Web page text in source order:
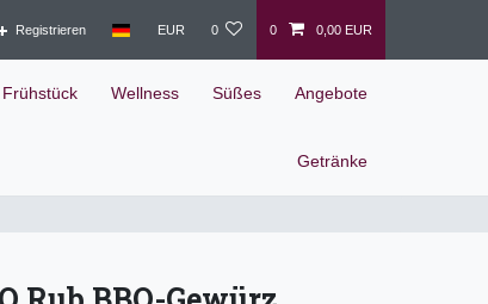
Registrieren EUR 0 0 0,00 EUR
Frühstück Wellness Süßes Angebote
Getränke